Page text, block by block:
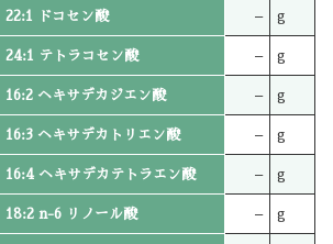
22:1 ドコセン酸 – g
24:1 テトラコセン酸 – g
16:2 ヘキサデカジエン酸 – g
16:3 ヘキサデカトリエン酸 – g
16:4 ヘキサデカテトラエン酸 – g
18:2 n-6 リノール酸 – g